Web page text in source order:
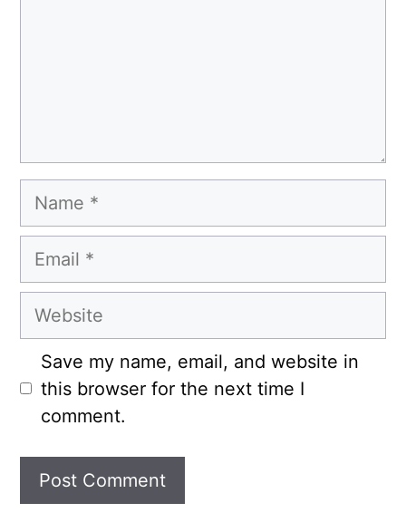
Name
Email
Website
Save my name, email, and website in
this browser for the next time I
comment.